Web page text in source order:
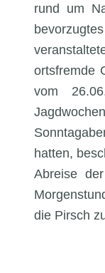
rund um
ortsfremde
vom
hatten,
Abreise
die Pirsch